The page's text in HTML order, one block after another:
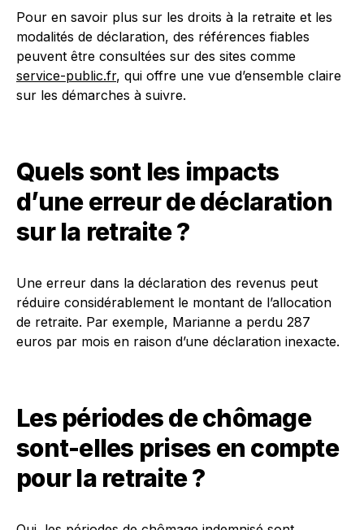
Pour en savoir plus sur les droits à la retraite et les
modalités de déclaration, des références fiables
peuvent être consultées sur des sites comme
service-public.fr, qui offre une vue d’ensemble claire
sur les démarches à suivre.
Quels sont les impacts
d’une erreur de déclaration
sur la retraite ?
Une erreur dans la déclaration des revenus peut
réduire considérablement le montant de l’allocation
de retraite. Par exemple, Marianne a perdu 287
euros par mois en raison d’une déclaration inexacte.
Les périodes de chômage
sont-elles prises en compte
pour la retraite ?